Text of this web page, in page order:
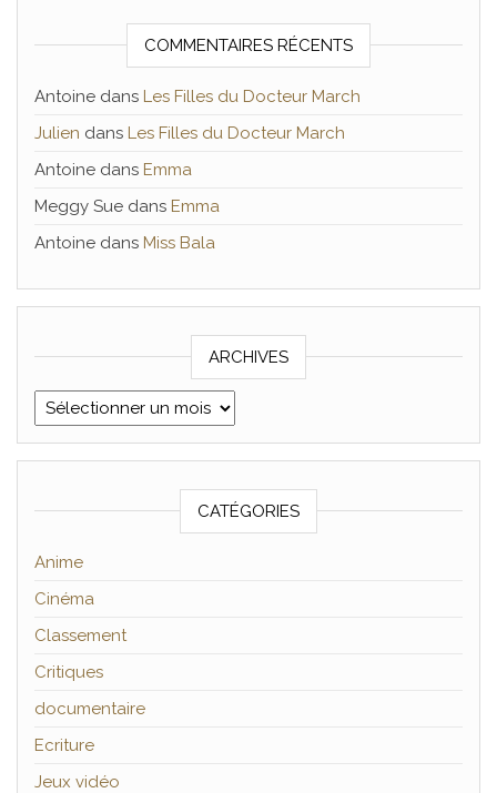
COMMENTAIRES RÉCENTS
Antoine dans Les Filles du Docteur March
Julien dans Les Filles du Docteur March
Antoine dans Emma
Meggy Sue dans Emma
Antoine dans Miss Bala
ARCHIVES
Archives
CATÉGORIES
Anime
Cinéma
Classement
Critiques
documentaire
Ecriture
Jeux vidéo